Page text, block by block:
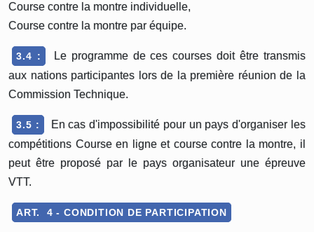
Course contre la montre individuelle,
Course contre la montre par équipe.
3.4 :
Le programme de ces courses doit être transmis
aux nations participantes lors de la première réunion de la
Commission Technique.
3.5 :
En cas d'impossibilité pour un pays d'organiser les
compétitions Course en ligne et course contre la montre, il
peut être proposé par le pays organisateur une épreuve
VTT.
ART. 4 - CONDITION DE PARTICIPATION